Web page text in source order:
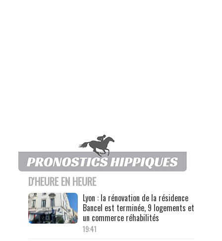
D'HEURE EN HEURE
Lyon : la rénovation de la résidence
Bancel est terminée, 9 logements et
un commerce réhabilités
19:41